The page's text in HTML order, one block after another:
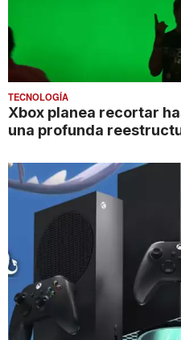
TECNOLOGÍA
Xbox planea recortar
una profunda